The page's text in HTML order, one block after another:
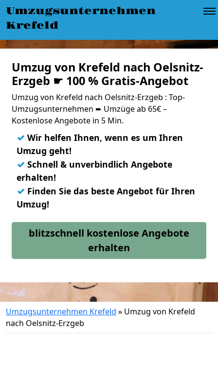
Umzugsunternehmen
Krefeld
Umzug von Krefeld nach Oelsnitz-
Erzgeb ☛ 100 % Gratis-Angebot
Umzug von Krefeld nach Oelsnitz-Erzgeb : Top-
Umzugsunternehmen ➨ Umzüge ab 65€ –
Kostenlose Angebote in 5 Min.
✓ Wir helfen Ihnen, wenn es um Ihren
Umzug geht!
✓ Schnell & unverbindlich Angebote
erhalten!
✓ Finden Sie das beste Angebot für Ihren
Umzug!
blitzschnell kostenlose Angebote
erhalten
Umzugsunternehmen Krefeld » Umzug von Krefeld
nach Oelsnitz-Erzgeb